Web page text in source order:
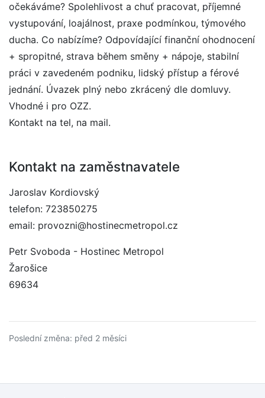
očekáváme? Spolehlivost a chuť pracovat, příjemné
vystupování, loajálnost, praxe podmínkou, týmového
ducha. Co nabízíme? Odpovídající finanční ohodnocení
+ spropitné, strava během směny + nápoje, stabilní
práci v zavedeném podniku, lidský přístup a férové
jednání. Úvazek plný nebo zkrácený dle domluvy.
Vhodné i pro OZZ.
Kontakt na tel, na mail.
Kontakt na zaměstnavatele
Jaroslav Kordiovský
telefon: 723850275
email: provozni@hostinecmetropol.cz
Petr Svoboda - Hostinec Metropol
Žarošice
69634
Poslední změna: před 2 měsíci